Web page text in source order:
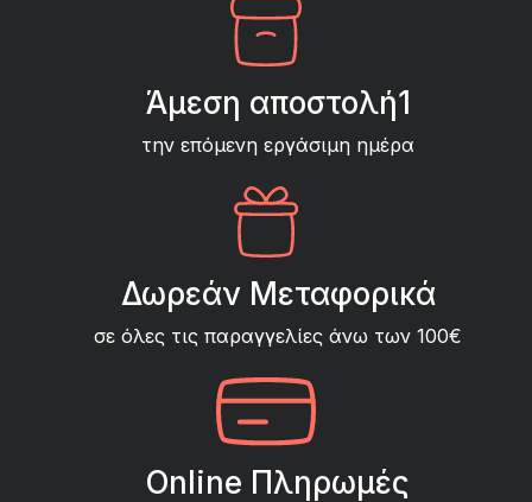
Άμεση αποστολή1
την επόμενη εργάσιμη ημέρα
Δωρεάν Μεταφορικά
σε όλες τις παραγγελίες άνω των 100€
Online Πληρωμές